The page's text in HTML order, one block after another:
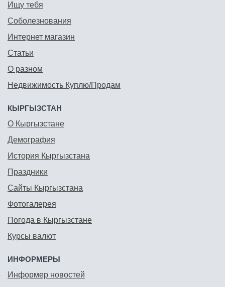
Ищу тебя
Соболезнования
Интернет магазин
Статьи
О разном
Недвижимость Куплю/Продам
КЫРГЫЗСТАН
О Кыргызстане
Демография
История Кыргызстана
Праздники
Сайты Кыргызстана
Фотогалерея
Погода в Кыргызстане
Курсы валют
ИНФОРМЕРЫ
Информер новостей